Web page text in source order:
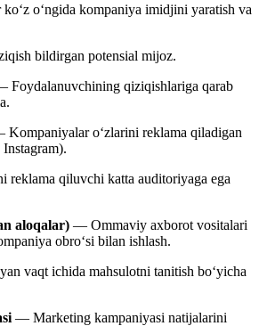
o‘ngida kompaniya imidjini yaratish va
bildirgan potensial mijoz.
Foydalanuvchining qiziqishlariga qarab
o‘zlarini reklama qiladigan
reklama qiluvchi katta auditoriyaga ega
aloqalar) — Ommaviy axborot vositalari
obro‘si bilan ishlash.
vaqt ichida mahsulotni tanitish bo‘yicha
— Marketing kampaniyasi natijalarini